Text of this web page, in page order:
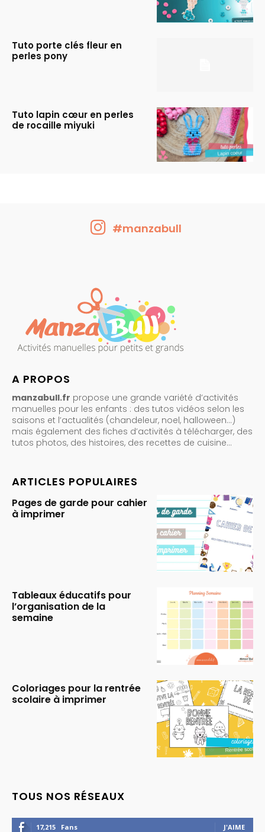
Tuto porte clés fleur en
perles pony
Tuto lapin cœur en perles
de rocaille miyuki
#manzabull
A PROPOS
manzabull.fr propose une grande variété d’activités
manuelles pour les enfants : des tutos vidéos selon les
saisons et l’actualités (chandeleur, noel, halloween…)
mais également des fiches d’activités à télécharger, des
tutos photos, des histoires, des recettes de cuisine…
ARTICLES POPULAIRES
Pages de garde pour cahier
à imprimer
Tableaux éducatifs pour
l’organisation de la
semaine
Coloriages pour la rentrée
scolaire à imprimer
TOUS NOS RÉSEAUX
17,215 Fans J'AIME